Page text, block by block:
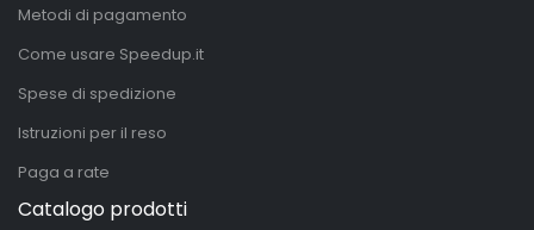
Metodi di pagamento
Come usare Speedup.it
Spese di spedizione
Istruzioni per il reso
Paga a rate
Catalogo prodotti